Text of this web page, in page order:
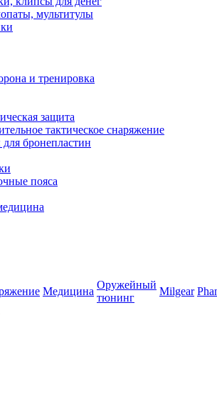
мультитулы
и тренировка
защита
тактическое снаряжение
бронепластин
пояса
Медицина
Оружейный
тюнинг
Milgear